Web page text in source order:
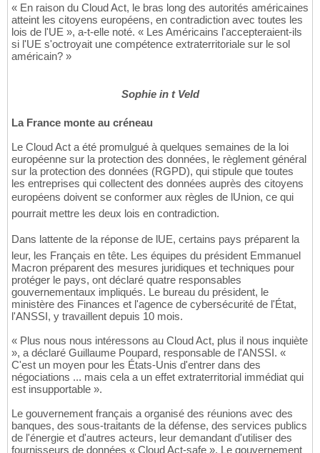
« En raison du Cloud Act, le bras long des autorités américaines
atteint les citoyens européens, en contradiction avec toutes les
lois de l'UE », a-t-elle noté. « Les Américains l'accepteraient-ils
si l'UE s'octroyait une compétence extraterritoriale sur le sol
américain? »
Sophie in t Veld
La France monte au créneau
Le Cloud Act a été promulgué à quelques semaines de la loi
européenne sur la protection des données, le règlement général
sur la protection des données (RGPD), qui stipule que toutes
les entreprises qui collectent des données auprès des citoyens
européens doivent se conformer aux règles de lUnion, ce qui
pourrait mettre les deux lois en contradiction.
Dans lattente de la réponse de lUE, certains pays préparent la
leur, les Français en tête. Les équipes du président Emmanuel
Macron préparent des mesures juridiques et techniques pour
protéger le pays, ont déclaré quatre responsables
gouvernementaux impliqués. Le bureau du président, le
ministère des Finances et l'agence de cybersécurité de l'État,
l'ANSSI, y travaillent depuis 10 mois.
« Plus nous nous intéressons au Cloud Act, plus il nous inquiète
», a déclaré Guillaume Poupard, responsable de l'ANSSI. «
C'est un moyen pour les États-Unis d'entrer dans des
négociations ... mais cela a un effet extraterritorial immédiat qui
est insupportable ».
Le gouvernement français a organisé des réunions avec des
banques, des sous-traitants de la défense, des services publics
de l'énergie et d'autres acteurs, leur demandant d'utiliser des
fournisseurs de données « Cloud Act-safe ». Le gouvernement